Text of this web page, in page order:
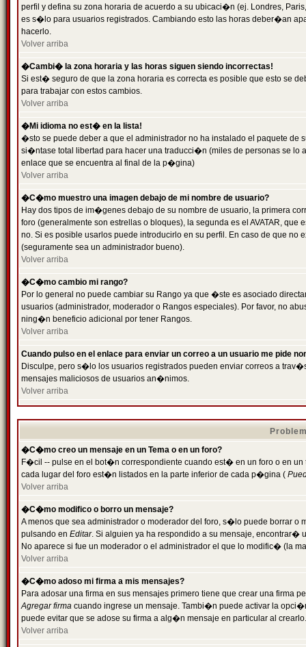
perfil y defina su zona horaria de acuerdo a su ubicaci�n (ej. Londres,
es s�lo para usuarios registrados. Cambiando esto las horas deber�an
hacerlo.
Volver arriba
�Cambi� la zona horaria y las horas siguen siendo incorrectas!
Si est� seguro de que la zona horaria es correcta es posible que esto se
para trabajar con estos cambios.
Volver arriba
�Mi idioma no est� en la lista!
�sto se puede deber a que el administrador no ha instalado el paquete
si�ntase total libertad para hacer una traducci�n (miles de personas se
enlace que se encuentra al final de la p�gina)
Volver arriba
�C�mo muestro una imagen debajo de mi nombre de usuario?
Hay dos tipos de im�genes debajo de su nombre de usuario, la primera
foro (generalmente son estrellas o bloques), la segunda es el AVATAR,
no. Si es posible usarlos puede introducirlo en su perfil. En caso de que
(seguramente sea un administrador bueno).
Volver arriba
�C�mo cambio mi rango?
Por lo general no puede cambiar su Rango ya que �ste es asociado
usuarios (administrador, moderador o Rangos especiales). Por favor, no
ning�n beneficio adicional por tener Rangos.
Volver arriba
Cuando pulso en el enlace para enviar un correo a un usuario me pide
Disculpe, pero s�lo los usuarios registrados pueden enviar correos a
mensajes maliciosos de usuarios an�nimos.
Volver arriba
�C�mo creo un mensaje en un Tema o en un foro?
F�cil -- pulse en el bot�n correspondiente cuando est� en un foro o en
cada lugar del foro est�n listados en la parte inferior de cada p�gina (
Volver arriba
�C�mo modifico o borro un mensaje?
A menos que sea administrador o moderador del foro, s�lo puede borrar o
pulsando en Editar. Si alguien ya ha respondido a su mensaje, encontrar�
No aparece si fue un moderador o el administrador el que lo modific� (la
Volver arriba
�C�mo adoso mi firma a mis mensajes?
Para adosar una firma en sus mensajes primero tiene que crear una firma
Agregar firma cuando ingrese un mensaje. Tambi�n puede activar la
puede evitar que se adose su firma a alg�n mensaje en particular al crearlo.
Volver arriba